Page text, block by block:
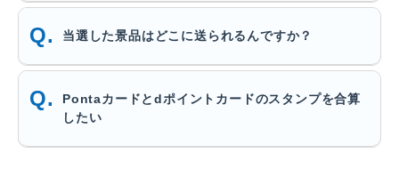
当選した景品はどこに送られるんですか？
Pontaカードとdポイントカードのスタンプを合算
したい